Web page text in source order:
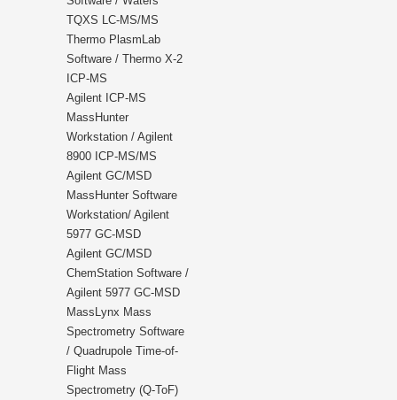
TQXS LC-MS/MS
Thermo PlasmLab
Software / Thermo X-2
ICP-MS
Agilent ICP-MS
MassHunter
Workstation / Agilent
8900 ICP-MS/MS
Agilent GC/MSD
MassHunter Software
Workstation/ Agilent
5977 GC-MSD
Agilent GC/MSD
ChemStation Software /
Agilent 5977 GC-MSD
MassLynx Mass
Spectrometry Software
/ Quadrupole Time-of-
Flight Mass
Spectrometry (Q-ToF)